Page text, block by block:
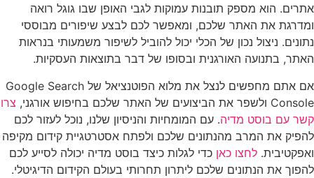
אתרים. הוא מספק תובנות עמוקות לגבי האופן שבו גוגל רואה
ומדרגת את האתר שלכם, ומאפשר לכם לבצע שיפורים מבוססי
נתונים. ניצול נכון של הכלי יכול להוביל לשיפור משמעותי בנראות
האתר, בתנועה האורגנית ובסופו של דבר בתוצאות העסקיות.
אם אתם מחפשים לנצל את מלוא הפוטנציאל של Google Search
Console ולשפר את הביצועים של האתר שלכם בחיפוש אורגני,
צרו
קשר עם בוסט מדיה. עם המומחיות והניסיון שלנו, נוכל לעזור לכם
להפיק את המרב מהנתונים שלכם ולפתח אסטרטגיית קידום מקיפה
ואפקטיבית. לחצו כאן כדי לגלות כיצד בוסט מדיה יכולה לסייע לכם
להפוך את הנתונים שלכם ליתרון תחרותי בעולם הקידום הדיגיטלי.